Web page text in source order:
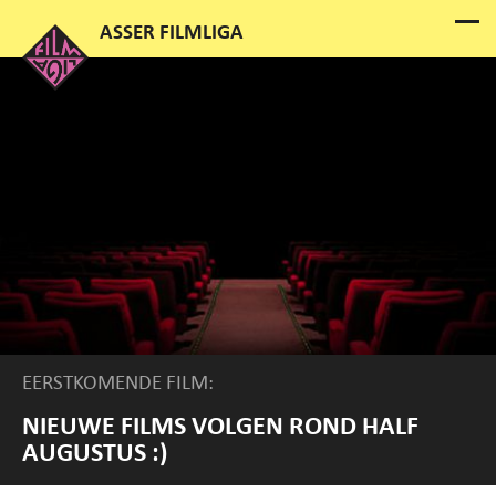
EERSTKOMENDE FILM:
NIEUWE FILMS VOLGEN ROND HALF
AUGUSTUS :)